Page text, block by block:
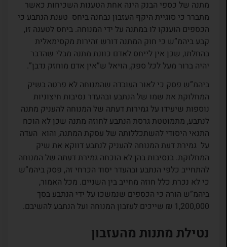
מתנה של כספי הבנק הינה אחת הטענות השכיחות כאשר
מתברר כי סוגיית היקף העזבון נבחנה ביחס טענת הנתבע כי
הכספים הוענקו לו במתנה על ידי המנוחה. ביחס לטענה זו,
קבע ביהמ”ש כי חוק המתנה דורש זהירות מקסימאלית
בהחלתו, שכן אין לייחס לאדם כוונת מתנה מבלי שהדבר
יהיה ברור מעל לכל ספק, הויאל ש”אין אדם מוחזק נדבן”.
ביהמ”ש פסק כי לאור העובדה שהמנוחה לא פרטה בשיק
המחלוקת את שמו של הנתבע ובהעדר נסיבות חיצוניות
נוספות שיעידו על גמירות דעתה של המנוחה להעניק מתנה
לנתבע, מתמוטטת גרסת הנתבע לחוזה מתנה שכן לא הוכח
התנאי היסודי להשתכללותה של עסקת המתנה, והוא העדה
על גמירת דעת המנוחה להעניק לנתבע דווקא את שיק
המחלוקת. בנסיבות בהן לא הוכחה גמירת דעתה של המנוחה
להתחייב כלפי הנתבע ובהעדר יסוד הכרחי זה, פסק ביהמ”ש
כי לא נכרת כלל חוזה מחייב בין השניים. מכל האמור,
ביהמ”ש הורה כי הכספים שנמשכו על ידי הנתבע בסך
1,200,000 ₪ שייכים לעזבון המנוחה ועל הנתבע להשיבם.
נטילת מתנות מהעזבון